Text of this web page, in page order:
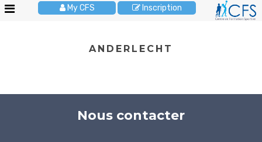
My CFS Inscription
ANDERLECHT
Nous contacter